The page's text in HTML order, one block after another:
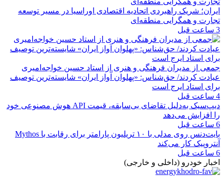
ایران؛ شریک راهبردی اتحادیه اقتصادی اوراسیا در مسیر توسعه
تجارت و همگرایی منطقه‌ای
3 ساعت قبل
جمعی از مدیران فرهنگی و هنری از استاد حسین خواجه‌امیری
عیادت کردند/ حق‌شناس: «پهلوان آواز ایران» شایسته‌ترین توصیف
برای استاد ایرج است
4 ساعت قبل
دیپ‌سیک به‌دلیل تقاضای بی‌سابقه، قیمت API هوش مصنوعی خود
را افزایش می‌دهد
6 ساعت قبل
بایت‌دنس روی مدلی با ۱۰ تریلیون پارامتر برای رقابت با Mythos
آنتروپیک کار می‌کند
6 ساعت قبل
اخبار خودرو (داخلی و خارجی)